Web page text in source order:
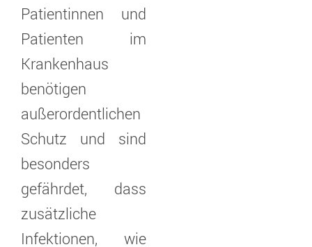
Patientinnen und
Patienten im
Krankenhaus
benötigen
außerordentlichen
Schutz und sind
besonders
gefährdet, dass
zusätzliche
Infektionen, wie